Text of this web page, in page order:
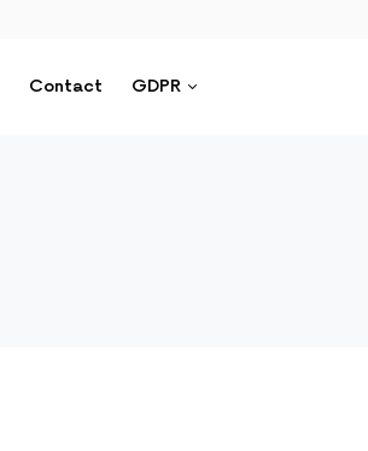
Contact GDPR